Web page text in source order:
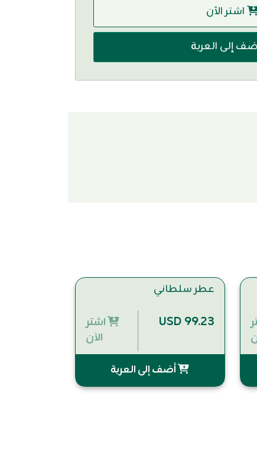
اشتر الآن
إلى العربة
عطر سلطاني
USD 99.23
اشتر
الآن
أضف إلى العربة